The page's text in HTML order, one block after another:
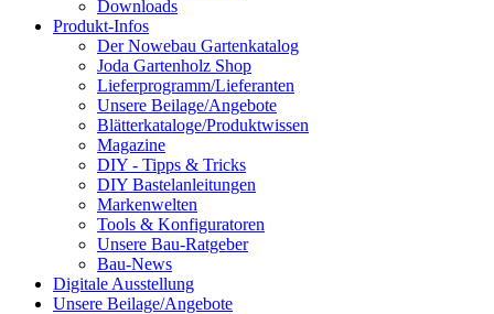
Downloads
Produkt-Infos
Der Nowebau Gartenkatalog
Joda Gartenholz Shop
Lieferprogramm/Lieferanten
Unsere Beilage/Angebote
Blätterkataloge/Produktwissen
Magazine
DIY - Tipps & Tricks
DIY Bastelanleitungen
Markenwelten
Tools & Konfiguratoren
Unsere Bau-Ratgeber
Bau-News
Digitale Ausstellung
Unsere Beilage/Angebote